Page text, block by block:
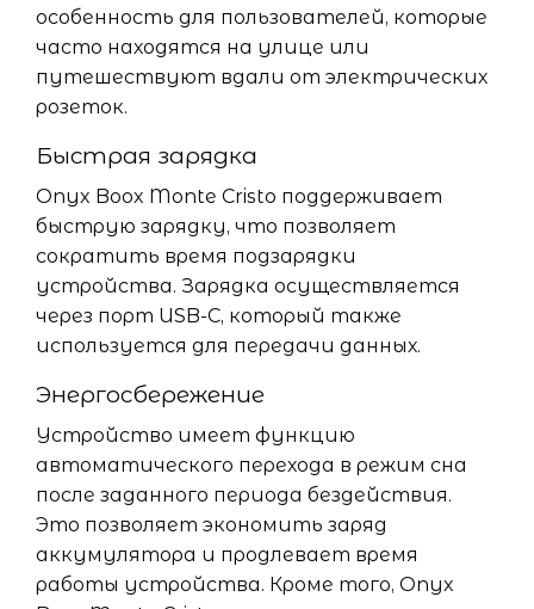
особенность для пользователей, которые
часто находятся на улице или
путешествуют вдали от электрических
розеток.
Быстрая зарядка
Onyx Boox Monte Cristo поддерживает
быструю зарядку, что позволяет
сократить время подзарядки
устройства. Зарядка осуществляется
через порт USB-C, который также
используется для передачи данных.
Энергосбережение
Устройство имеет функцию
автоматического перехода в режим сна
после заданного периода бездействия.
Это позволяет экономить заряд
аккумулятора и продлевает время
работы устройства. Кроме того, Onyx